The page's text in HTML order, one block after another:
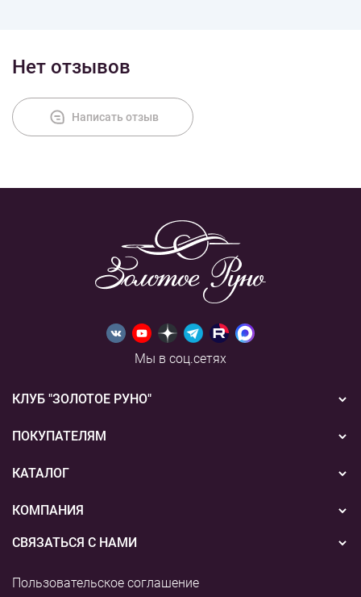
Нет отзывов
Написать отзыв
Мы в соц.сетях
КЛУБ "ЗОЛОТОЕ РУНО"
Новости
Акции
ПОКУПАТЕЛЯМ
Бонусная система
Подарочные сертификаты
Способы оплаты
КАТАЛОГ
Вышивка
Пряжа
КОМПАНИЯ
О нас
Наши магазины
СВЯЗАТЬСЯ С НАМИ
Пользовательское соглашение